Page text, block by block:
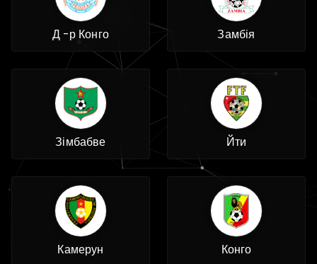
Д -р Конго Замбія
Зімбабве Йти
Камерун Конго